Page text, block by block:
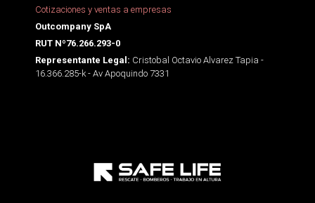
Cotizaciones y ventas a empresas
Outcompany SpA
RUT Nº76.266.293-0
Representante Legal: Cristobal Octavio Alvarez Tapia -
16.366.285-k - Av Apoquindo 7331